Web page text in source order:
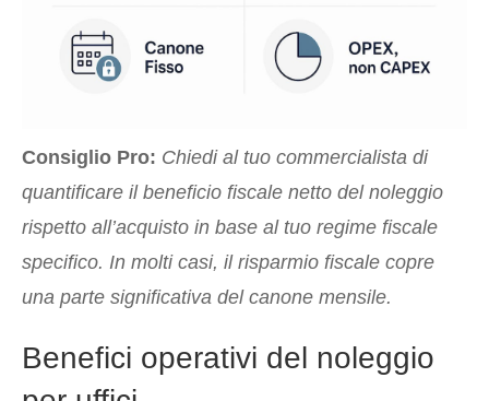
Consiglio Pro: Chiedi al tuo commercialista di
quantificare il beneficio fiscale netto del noleggio
rispetto all’acquisto in base al tuo regime fiscale
specifico. In molti casi, il risparmio fiscale copre
una parte significativa del canone mensile.
Benefici operativi del noleggio